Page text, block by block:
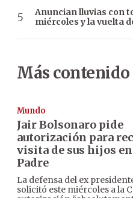
Anuncian lluvias con
miércoles y la vuelta
Más contenido
Mundo
Jair Bolsonaro pide
autorización para
visita de sus hijos
Padre
La defensa del ex
solicitó este miércoles a la